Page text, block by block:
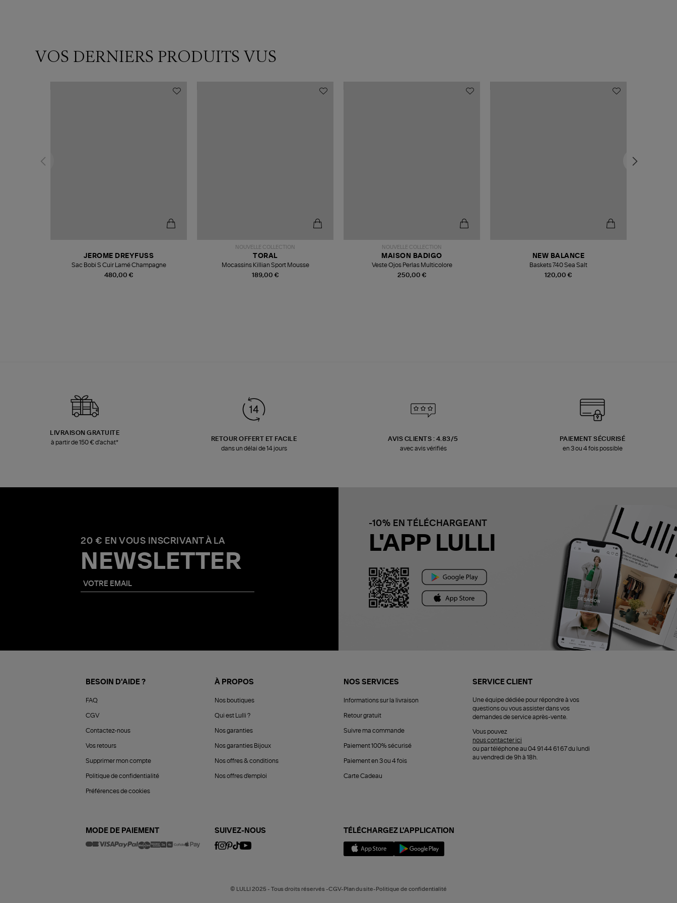
VOS DERNIERS PRODUITS VUS
480,00 €
JEROME DREYFUSS
Sac Bobi S Cuir Lamé Champagne
NOUVELLE COLLECTION
189,00 €
TORAL
Mocassins Killian Sport Mousse
NOUVELLE COLLECTION
250,00 €
MAISON BADIGO
Veste Ojos Perlas Multicolore
120,00 €
NEW BALANCE
Baskets 740 Sea Salt
LIVRAISON GRATUITE
à partir de 150 € d'achat*
RETOUR OFFERT ET FACILE
dans un délai de 14 jours
AVIS CLIENTS : 4.83/5
avec avis vérifiés
PAIEMENT SÉCURISÉ
en 3 ou 4 fois possible
20 € EN VOUS INSCRIVANT À LA
NEWSLETTER
-10% EN TÉLÉCHARGEANT
L'APP LULLI
BESOIN D'AIDE ?
FAQ
CGV
Contactez-nous
Vos retours
Supprimer mon compte
Politique de confidentialité
Préférences de cookies
À PROPOS
Nos boutiques
Qui est Lulli ?
Nos garanties
Nos garanties Bijoux
Nos offres & conditions
Nos offres d'emploi
NOS SERVICES
Informations sur la livraison
Retour gratuit
Suivre ma commande
Paiement 100% sécurisé
Paiement en 3 ou 4 fois
Carte Cadeau
SERVICE CLIENT
Une équipe dédiée pour répondre à vos
questions ou vous assister dans vos
demandes de service après-vente.
Vous pouvez
nous contacter ici
ou par téléphone au 04 91 44 61 67 du lundi
au vendredi de 9h à 18h.
MODE DE PAIEMENT SUIVEZ-NOUS TÉLÉCHARGEZ L'APPLICATION
© LULLI 2025 - Tous droits réservés -CGV-Plan du site-Politique de confidentialité